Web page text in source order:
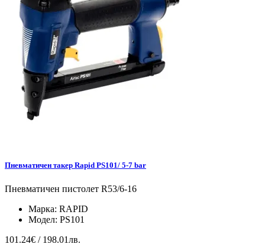
Пневматичен такер Rapid PS101/ 5-7 bar
Пневматичен пистолет R53/6-16
Марка: RAPID
Модел: PS101
101.24€ / 198.01лв.